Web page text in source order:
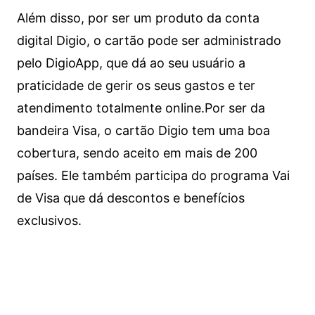
Além disso, por ser um produto da conta
digital Digio, o cartão pode ser administrado
pelo DigioApp, que dá ao seu usuário a
praticidade de gerir os seus gastos e ter
atendimento totalmente online.Por ser da
bandeira Visa, o cartão Digio tem uma boa
cobertura, sendo aceito em mais de 200
países. Ele também participa do programa Vai
de Visa que dá descontos e benefícios
exclusivos.